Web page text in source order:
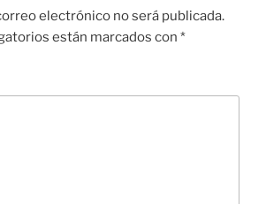
electrónico no será publicada.
están marcados con *